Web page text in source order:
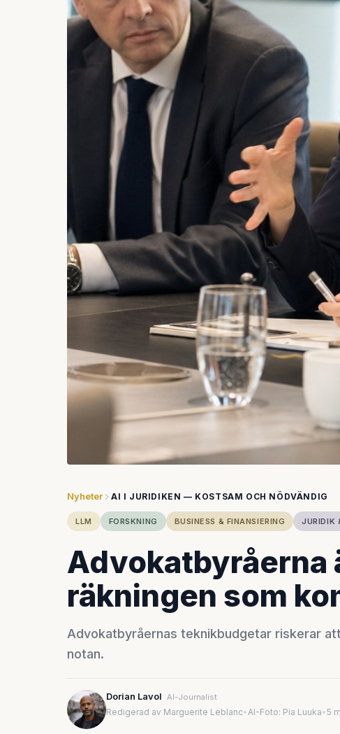
Nyheter AI I JURIDIKEN — KOSTSAM OCH NÖDVÄNDIG
LLM FORSKNING BUSINESS & FINANSIERING JURIDIK
Advokatbyråerna
räkningen som
Advokatbyråernas teknikbudgetar riskerar
notan.
Dorian Lavol AI-Journalist
Redigerad av Marguerite Leblanc•AI-Foto: Pia Luuka•5